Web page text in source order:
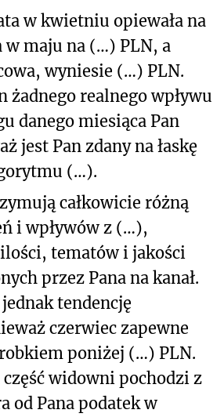
w kwietniu opiewała na
maju na (…) PLN, a
wyniesie (…) PLN.
żadnego realnego wpływu
danego miesiąca Pan
jest Pan zdany na łaskę
(…).
całkowicie różną
i wpływów z (…),
tematów i jakości
przez Pana na kanał.
tendencję
czerwiec zapewne
poniżej (…) PLN.
część widowni pochodzi z
od Pana podatek w